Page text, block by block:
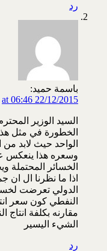
رد
باسمة حميد:
22/12/2015 at 06:46
السيد الوزير
الخطورة في مثل
الواحد حيث لابد من
وسعره هذا ينعكس
الخسائر المحتملة
اذا ما نظرنا ال ان
الدولي تعرضت
مقارنه بكلفة
الشيء اليسير
رد